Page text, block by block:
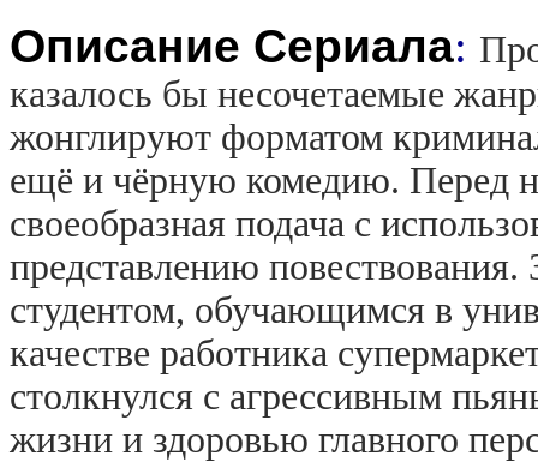
Описание Сериала:
казалось бы несочетаемые
жонглируют форматом
ещё и чёрную комедию. Перед
своеобразная подача с
представлению
студентом, обучающимся в
качестве работника
столкнулся с агрессивным
жизни и здоровью главного